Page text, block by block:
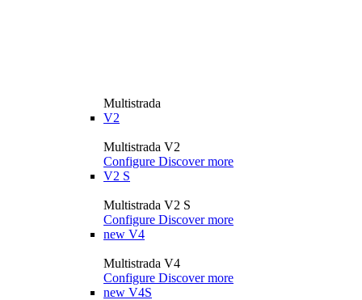
Multistrada
V2
Multistrada V2
Configure Discover more
V2 S
Multistrada V2 S
Configure Discover more
new V4
Multistrada V4
Configure Discover more
new V4S